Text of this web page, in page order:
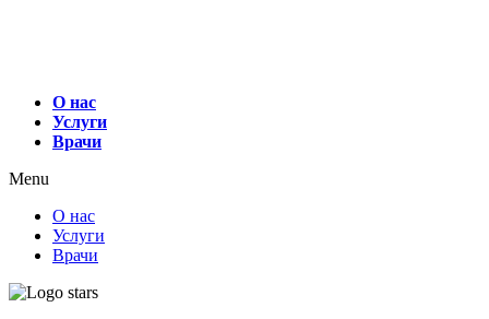
О нас
Услуги
Врачи
Menu
О нас
Услуги
Врачи